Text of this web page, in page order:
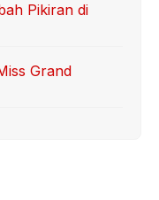
Pikiran di
Grand